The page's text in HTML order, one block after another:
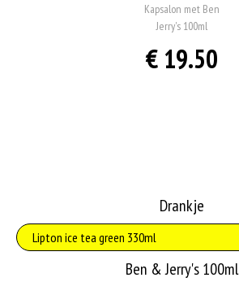
Kapsalon met Ben
Jerry's 100ml
€ 19.50
Drankje
Ben & Jerry's 100ml